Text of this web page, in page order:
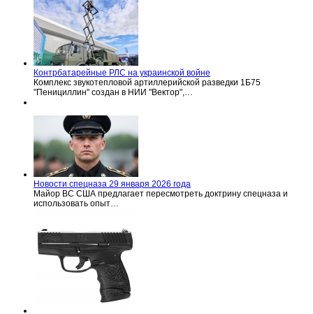
Контрбатарейные РЛС на украинской войне
Комплекс звукотепловой артиллерийской разведки 1Б75
"Пенициллин" создан в НИИ "Вектор",…
Новости спецназа 29 января 2026 года
Майор ВС США предлагает пересмотреть доктрину спецназа и
использовать опыт…